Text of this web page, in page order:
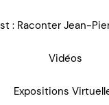
: Raconter Jean-
Vidéos
Expositions